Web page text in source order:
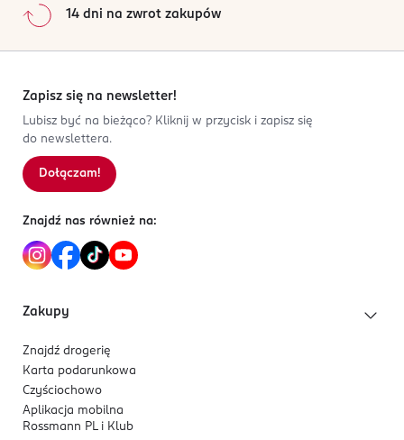
14 dni na zwrot zakupów
Zapisz się na newsletter!
Lubisz być na bieżąco? Kliknij w przycisk i zapisz się
do newslettera.
Dołączam!
Znajdź nas również na:
Zakupy
Znajdź drogerię
Karta podarunkowa
Czyściochowo
Aplikacja mobilna
Rossmann PL i Klub